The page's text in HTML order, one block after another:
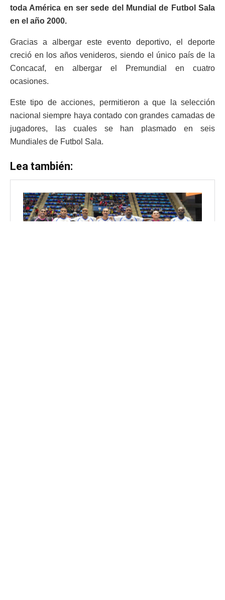
toda América en ser sede del Mundial de Futbol Sala
en el año 2000.
Gracias a albergar este evento deportivo, el deporte
creció en los años venideros, siendo el único país de la
Concacaf, en albergar el Premundial en cuatro
ocasiones.
Este tipo de acciones, permitieron a que la selección
nacional siempre haya contado con grandes camadas de
jugadores, las cuales se han plasmado en seis
Mundiales de Futbol Sala.
Lea también: